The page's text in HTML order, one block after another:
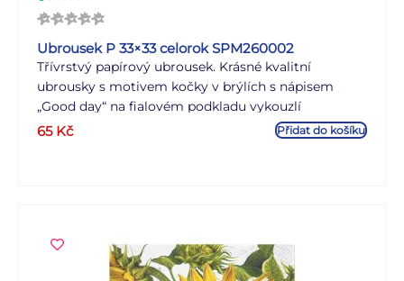
Ubrousek P 33×33 celorok SPM260002
Třívrstvý papírový ubrousek. Krásné kvalitní
ubrousky s motivem kočky v brýlích s nápisem
„Good day“ na fialovém podkladu vykouzlí
příjemnou atmosféru. Ideální na zahradní prostírání,
65 Kč Přidat do košíku